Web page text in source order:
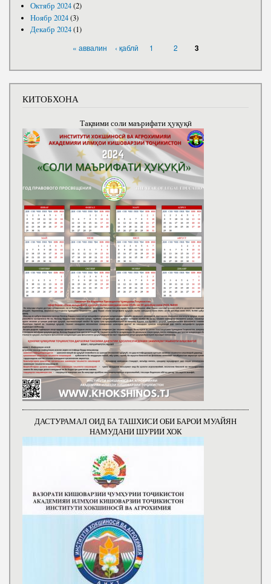
Октябр 2024(2)
Ноябр 2024(3)
Декабр 2024(1)
« аввалин ‹ қаблӣ 1 2 3
КИТОБХОНА
Тақвими соли маърифати ҳуқуқӣ
ДАСТУРАМАЛ ОИД БА ТАШХИСИ ОБИ БАРОИ МУАЙЯН
НАМУДАНИ ШУРИИ ХОК